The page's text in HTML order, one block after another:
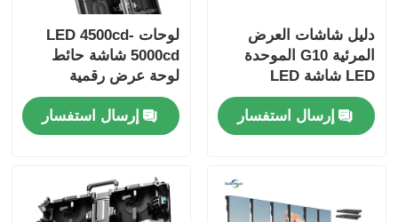
دليل شاشات العرض
المرئية G10 الموحدة
LED شاشة LED
مخصصة للاستخدام
الداخلي والخارجي
إرسال استفسار
لوحات LED 4500cd-
5000cd شاشة حائط
لوحة عرض رقمية
للإعلانات الخارجية
إرسال استفسار